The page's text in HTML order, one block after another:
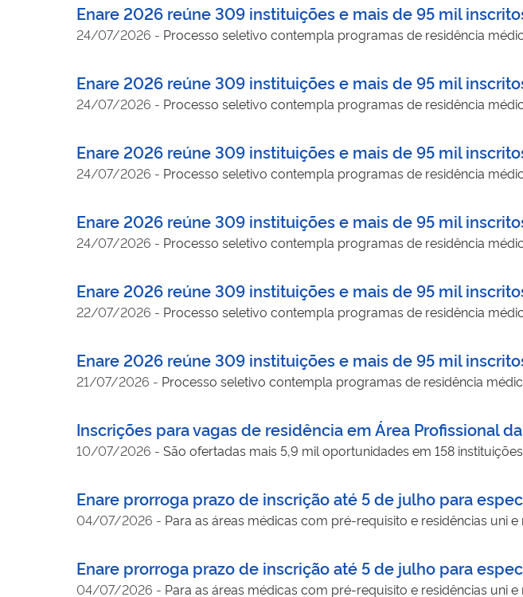
Enare 2026 reúne 309 instituições e mais de 95 mil
24/07/2026 - Processo seletivo contempla programas de residência
Enare 2026 reúne 309 instituições e mais de 95 mil
24/07/2026 - Processo seletivo contempla programas de residência
Enare 2026 reúne 309 instituições e mais de 95 mil
24/07/2026 - Processo seletivo contempla programas de residência
Enare 2026 reúne 309 instituições e mais de 95 mil
24/07/2026 - Processo seletivo contempla programas de residência
Enare 2026 reúne 309 instituições e mais de 95 mil
22/07/2026 - Processo seletivo contempla programas de residência
Enare 2026 reúne 309 instituições e mais de 95 mil
21/07/2026 - Processo seletivo contempla programas de residência
Inscrições para vagas de residência em Área Profissional
10/07/2026 - São ofertadas mais 5,9 mil oportunidades em 158
Enare prorroga prazo de inscrição até 5 de julho para
04/07/2026 - Para as áreas médicas com pré-requisito e residências uni
Enare prorroga prazo de inscrição até 5 de julho para
04/07/2026 - Para as áreas médicas com pré-requisito e residências uni